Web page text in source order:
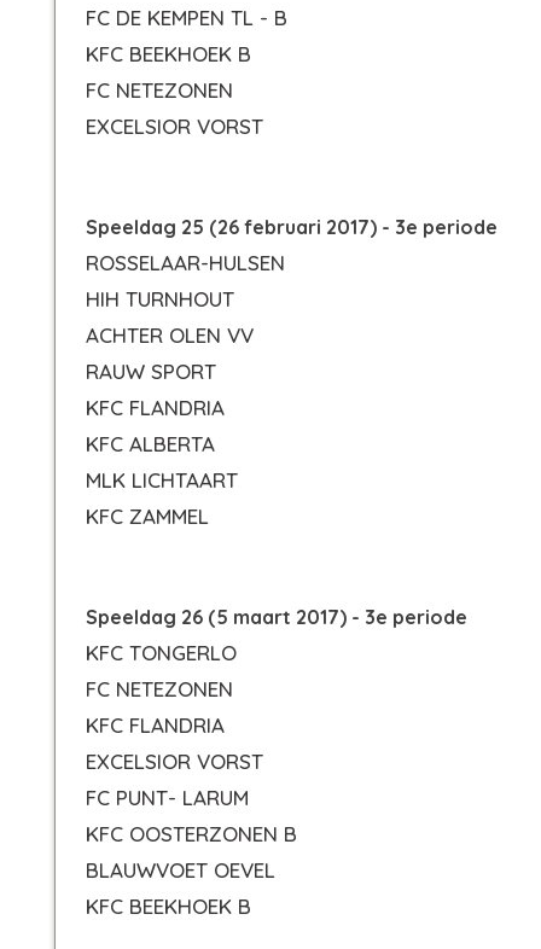
FC DE KEMPEN TL - B
KFC BEEKHOEK B
FC NETEZONEN
EXCELSIOR VORST
Speeldag 25 (26 februari 2017) - 3e periode
ROSSELAAR-HULSEN
HIH TURNHOUT
ACHTER OLEN VV
RAUW SPORT
KFC FLANDRIA
KFC ALBERTA
MLK LICHTAART
KFC ZAMMEL
Speeldag 26 (5 maart 2017) - 3e periode
KFC TONGERLO
FC NETEZONEN
KFC FLANDRIA
EXCELSIOR VORST
FC PUNT- LARUM
KFC OOSTERZONEN B
BLAUWVOET OEVEL
KFC BEEKHOEK B